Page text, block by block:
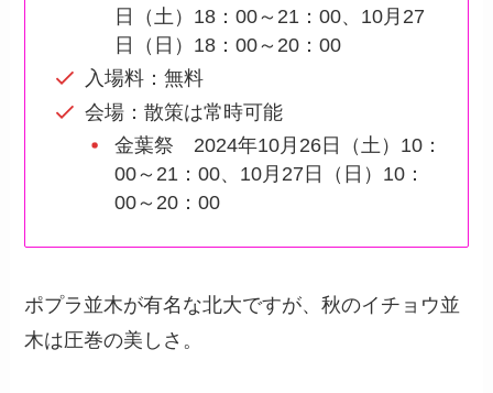
日（土）18：00～21：00、10月27
日（日）18：00～20：00
入場料：無料
会場：散策は常時可能
金葉祭 2024年10月26日（土）10：
00～21：00、10月27日（日）10：
00～20：00
ポプラ並木が有名な北大ですが、秋のイチョウ並
木は圧巻の美しさ。